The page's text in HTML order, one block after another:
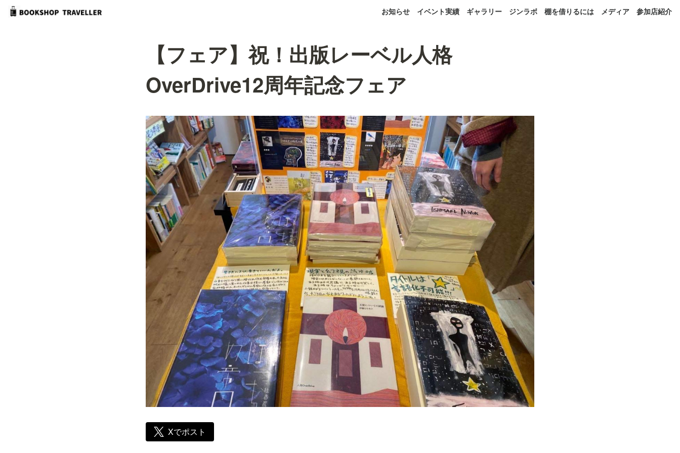
お知らせ イベント実績 ギャラリー ジンラボ 棚を借りるには メディア 参加店紹介
【フェア】祝！出版レーベル人格
OverDrive12周年記念フェア
Xでポスト